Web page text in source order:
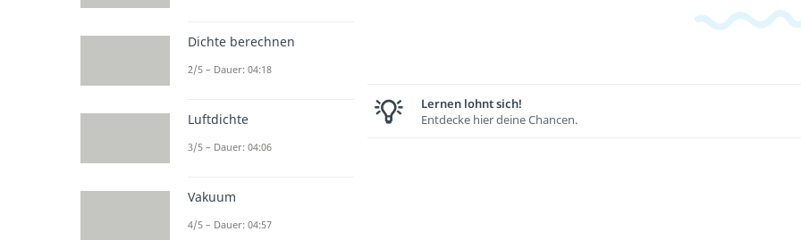
Lernen lohnt sich!
Entdecke hier deine Chancen.
Dichte berechnen
2/5 – Dauer: 04:18
Luftdichte
3/5 – Dauer: 04:06
Vakuum
4/5 – Dauer: 04:57